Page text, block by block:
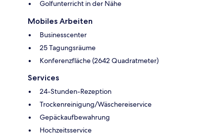
Golfunterricht in der Nähe
Mobiles Arbeiten
Businesscenter
25 Tagungsräume
Konferenzfläche (2642 Quadratmeter)
Services
24-Stunden-Rezeption
Trockenreinigung/Wäschereiservice
Gepäckaufbewahrung
Hochzeitsservice